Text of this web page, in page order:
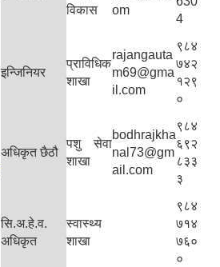
विकास
om
4
इन्जिनियर
प्राविधिक
शाखा
rajangauta
m69@gma
il.com
९८४
७४२
१२९
०
अधिकृत छै‌ठौ‌
पशु सेवा
शाखा
bodhrajkha
nal73@gm
ail.com
९८४
६९२
८३३
३
सि.अ.हे.व.
अधिकृत
स्वास्थ्य
शाखा
९८४
७१४
७६०
०